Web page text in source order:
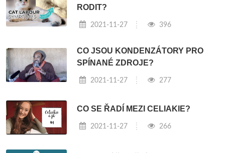
RODIT?
2021-11-27 396
CO JSOU KONDENZÁTORY PRO
SPÍNANÉ ZDROJE?
2021-11-27 277
CO SE ŘADÍ MEZI CELIAKIE?
2021-11-27 266